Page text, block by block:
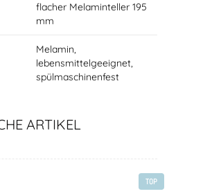
flacher Melaminteller 195
mm
Melamin,
lebensmittelgeeignet,
spülmaschinenfest
ARTIKEL
TOP